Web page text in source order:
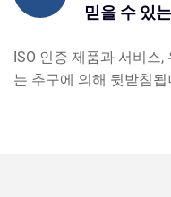
믿을 수 있
ISO 인증 제품과 서비스
는 추구에 의해 뒷받침됩